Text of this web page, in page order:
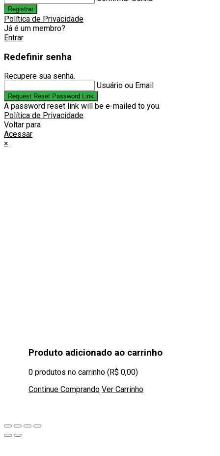
Registrar
Política de Privacidade
Já é um membro?
Entrar
Redefinir senha
Recupere sua senha.
Usuário ou Email
Request Reset Password Link
A password reset link will be e-mailed to you.
Política de Privacidade
Voltar para
Acessar
×
Produto adicionado ao carrinho
0 produtos no carrinho (R$ 0,00)
Continue Comprando Ver Carrinho